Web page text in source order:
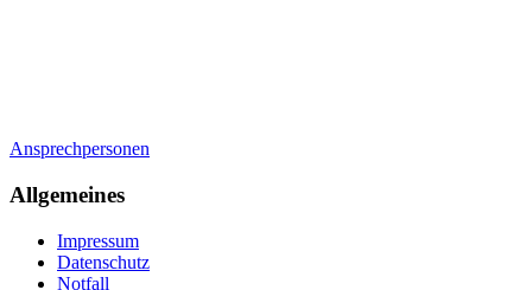
Ansprechpersonen
Allgemeines
Impressum
Datenschutz
Notfall